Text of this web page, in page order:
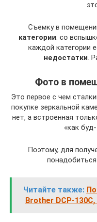
Съемку в
категории: со
каждой категории
недостатки.
Фото в
Это первое с чем
покупке зеркальной
нет, а встроенная
«как
Поэтому, для
Читайте также:
Brother DCP-